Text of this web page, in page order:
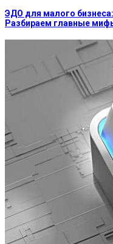
ЭДО для малого
Разбираем главные